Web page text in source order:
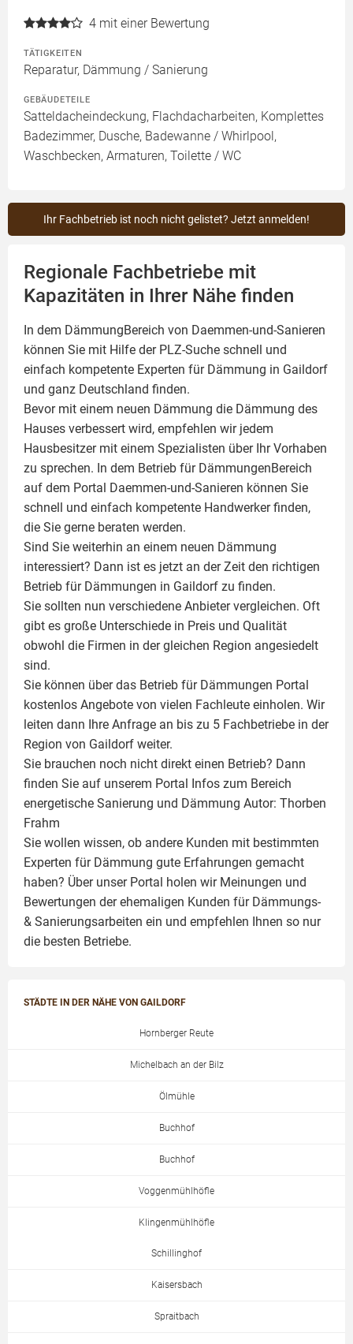
4 mit einer Bewertung
TÄTIGKEITEN
Reparatur, Dämmung / Sanierung
GEBÄUDETEILE
Satteldacheindeckung, Flachdacharbeiten, Komplettes
Badezimmer, Dusche, Badewanne / Whirlpool,
Waschbecken, Armaturen, Toilette / WC
Ihr Fachbetrieb ist noch nicht gelistet? Jetzt anmelden!
Regionale Fachbetriebe mit
Kapazitäten in Ihrer Nähe finden
In dem DämmungBereich von Daemmen-und-Sanieren
können Sie mit Hilfe der PLZ-Suche schnell und
einfach kompetente Experten für Dämmung in Gaildorf
und ganz Deutschland finden.
Bevor mit einem neuen Dämmung die Dämmung des
Hauses verbessert wird, empfehlen wir jedem
Hausbesitzer mit einem Spezialisten über Ihr Vorhaben
zu sprechen. In dem Betrieb für DämmungenBereich
auf dem Portal Daemmen-und-Sanieren können Sie
schnell und einfach kompetente Handwerker finden,
die Sie gerne beraten werden.
Sind Sie weiterhin an einem neuen Dämmung
interessiert? Dann ist es jetzt an der Zeit den richtigen
Betrieb für Dämmungen in Gaildorf zu finden.
Sie sollten nun verschiedene Anbieter vergleichen. Oft
gibt es große Unterschiede in Preis und Qualität
obwohl die Firmen in der gleichen Region angesiedelt
sind.
Sie können über das Betrieb für Dämmungen Portal
kostenlos Angebote von vielen Fachleute einholen. Wir
leiten dann Ihre Anfrage an bis zu 5 Fachbetriebe in der
Region von Gaildorf weiter.
Sie brauchen noch nicht direkt einen Betrieb? Dann
finden Sie auf unserem Portal Infos zum Bereich
energetische Sanierung und Dämmung Autor: Thorben
Frahm
Sie wollen wissen, ob andere Kunden mit bestimmten
Experten für Dämmung gute Erfahrungen gemacht
haben? Über unser Portal holen wir Meinungen und
Bewertungen der ehemaligen Kunden für Dämmungs-
& Sanierungsarbeiten ein und empfehlen Ihnen so nur
die besten Betriebe.
STÄDTE IN DER NÄHE VON GAILDORF
Hornberger Reute
Michelbach an der Bilz
Ölmühle
Buchhof
Buchhof
Voggenmühlhöfle
Klingenmühlhöfle
Schillinghof
Kaisersbach
Spraitbach